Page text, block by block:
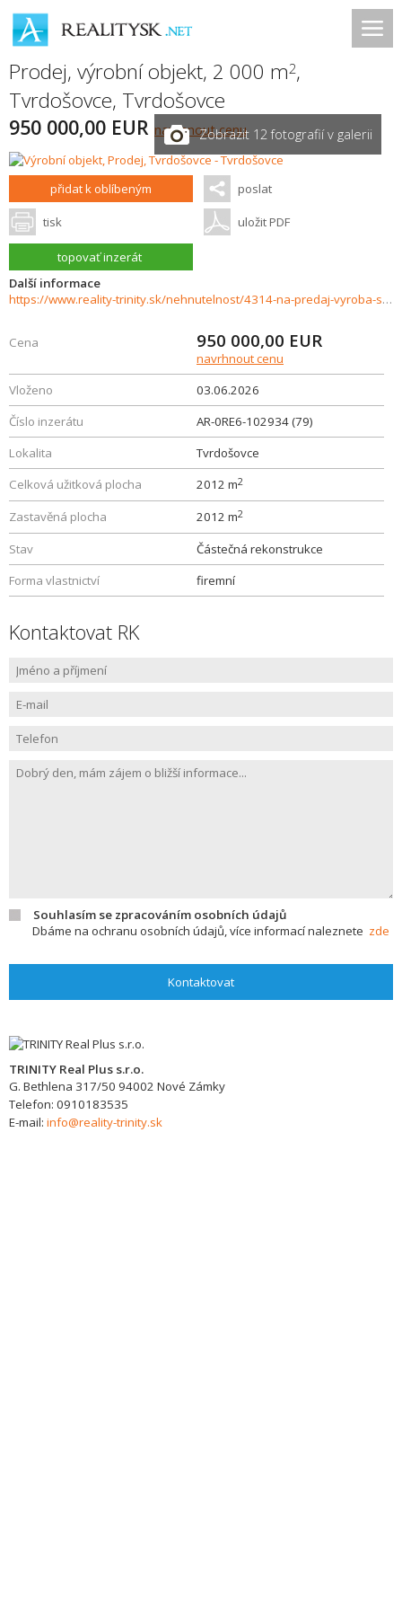
Prodej, výrobní objekt, 2 000 m2,
Tvrdošovce, Tvrdošovce
950 000,00 EUR navrhnout cenuZobrazit 12 fotografií v galerii
přidat k oblíbeným poslat
tisk uložit PDF
topovať inzerát
Další informace
https://www.reality-trinity.sk/nehnutelnost/4314-na-predaj-vyroba-sklady-priestory-v-obci-tvrdosovce
Cena 950 000,00 EUR
navrhnout cenu
Vloženo
03.06.2026
Číslo inzerátu
AR-0RE6-102934 (79)
Lokalita
Tvrdošovce
Celková užitková plocha
2012 m2
Zastavěná plocha 2012 m2
Stav
Částečná rekonstrukce
Forma vlastnictví
firemní
Kontaktovat RK
Souhlasím se zpracováním osobních údajů
Dbáme na ochranu osobních údajů, více informací naleznete zde
Kontaktovat
TRINITY Real Plus s.r.o.
G. Bethlena 317/50 94002 Nové Zámky
Telefon: 0910183535
E-mail: info@reality-trinity.sk